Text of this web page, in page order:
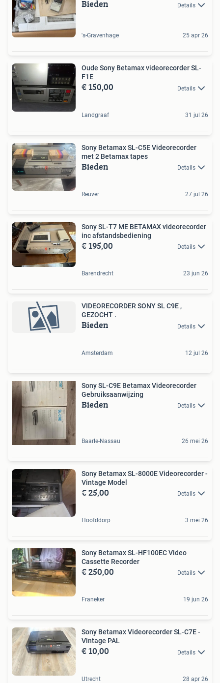
Bieden Details
's-Gravenhage 25 apr 26
Oude Sony Betamax videorecorder SL-
F1E
€ 150,00 Details
Landgraaf 31 jul 26
Sony Betamax SL-C5E Videorecorder
met 2 Betamax tapes
Bieden Details
Reuver 27 jul 26
Sony SL-T7 ME BETAMAX videorecorder
inc afstandsbediening
€ 195,00 Details
Barendrecht 23 jun 26
VIDEORECORDER SONY SL C9E ,
GEZOCHT .
Bieden Details
Amsterdam 12 jul 26
Sony SL-C9E Betamax Videorecorder
Gebruiksaanwijzing
Bieden Details
Baarle-Nassau 26 mei 26
Sony Betamax SL-8000E Videorecorder -
Vintage Model
€ 25,00 Details
Hoofddorp 3 mei 26
Sony Betamax SL-HF100EC Video
Cassette Recorder
€ 250,00 Details
Franeker 19 jun 26
Sony Betamax Videorecorder SL-C7E -
Vintage PAL
€ 10,00 Details
Utrecht 28 apr 26